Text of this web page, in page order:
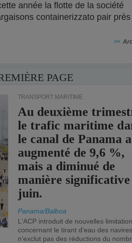
année la flotte de la société
containerizzato pair près
›››
PAGE
TRANSPORT MARITIME
Au deuxième
le trafic maritime
le canal de Panama a
augmenté de 9,6 %,
mais a diminué de
manière significative
juin.
Panama/Balboa
L'ACP introduit de nouvelles
concernant le tirant d'eau des
n'exclut pas des réductions du